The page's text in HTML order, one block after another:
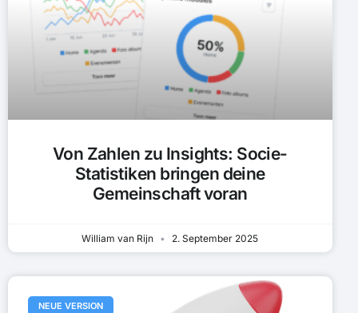
Von Zahlen zu Insights: Socie-
Statistiken bringen deine
Gemeinschaft voran
William van Rijn 2. September 2025
NEUE VERSION